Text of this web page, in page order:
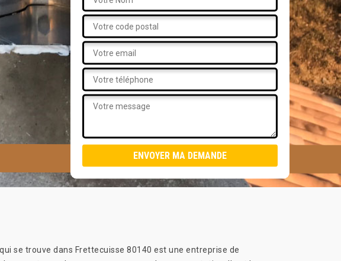
se trouve dans Frettecuisse 80140 est une entreprise de